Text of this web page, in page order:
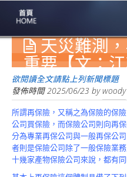
專業豐林
Professional
保險大家談
1386集
台灣商業保險
第一品牌
關於豐林
About
天災難測
重要【文：
欲閱讀全文請點上列新聞標題
發佈時間2025/06/23 bywoody
所謂再保險，又稱之為保險的保
公司買保險，而保險公司則向再
分為專業再保公司與一般再保公
者則是保險公司除了一般保險業
十幾家產物保險公司來說，都有